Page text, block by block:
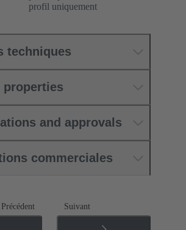
profil uniquement
techniques
properties
and approvals
commerciales
Précédent Suivant